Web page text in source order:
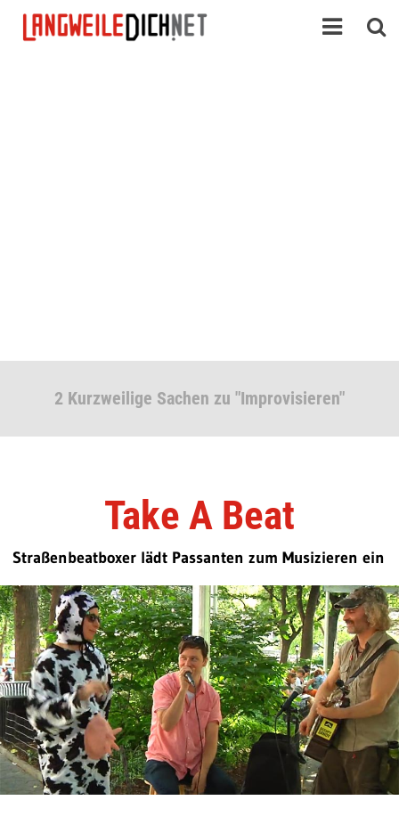
2 Kurzweilige Sachen zu "Improvisieren"
Take A Beat
Straßenbeatboxer lädt Passanten zum Musizieren ein